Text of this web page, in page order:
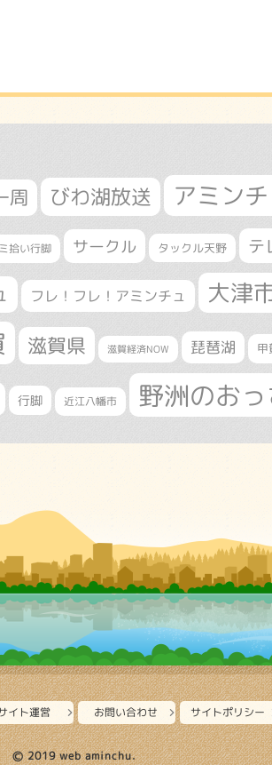
周 びわ湖放送 アミン
拾い行脚 サークル タックル天野 テ
フレ！フレ！アミンチュ 大津
滋賀県 滋賀経済NOW 琵琶湖 甲
行脚 近江八幡市 野洲のお
イト運営 お問い合わせ サイトポリシー
Ⓒ 2019 web aminchu.